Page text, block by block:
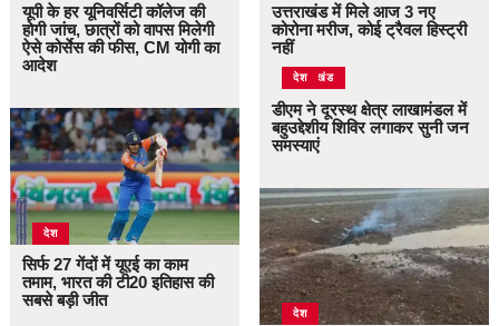
यूपी के हर यूनिवर्सिटी कॉलेज की
होगी जांच, छात्रों को वापस मिलेगी
ऐसे कोर्सेस की फीस, CM योगी का
आदेश
देश
सिर्फ 27 गेंदों में यूएई का काम
तमाम, भारत की टी20 इतिहास की
सबसे बड़ी जीत
उत्तराखंड में मिले आज 3 नए
कोरोना मरीज, कोई ट्रैवल हिस्ट्री
नहीं
उत्तराखंड
देश
डीएम ने दूरस्थ क्षेत्र लाखामंडल में
बहुउद्देशीय शिविर लगाकर सुनी जन
समस्याएं
देश